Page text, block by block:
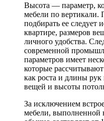
Высота — параметр,
мебели по вертикали.
подбирать ее следует
квартире, размеров
личного удобства.
современной
параметров имеет
которые
как роста и длины рук
вещей и высоты
За исключением
мебели, выполненной